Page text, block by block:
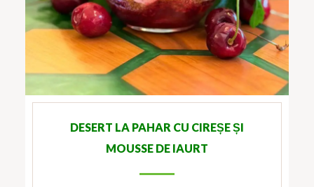
DESERT LA PAHAR CU CIREȘE ȘI
MOUSSE DE IAURT